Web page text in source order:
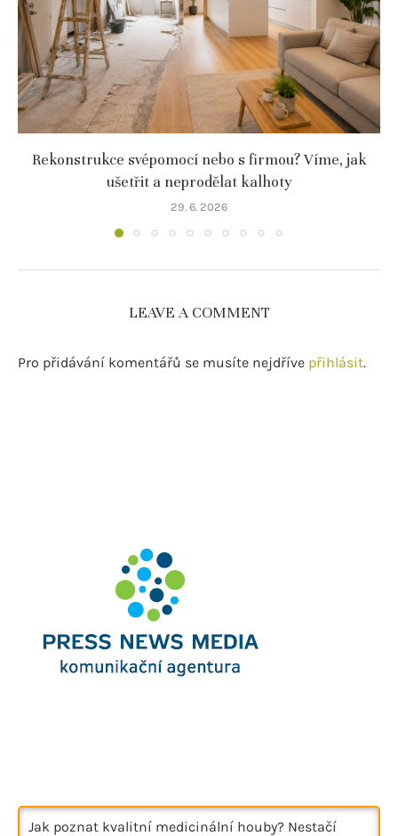
Rekonstrukce svépomocí nebo s firmou? Víme, jak
ušetřit a neprodělat kalhoty
29. 6. 2026
LEAVE A COMMENT
Pro přidávání komentářů se musíte nejdříve přihlásit.
Jak poznat kvalitní medicinální houby? Nestačí